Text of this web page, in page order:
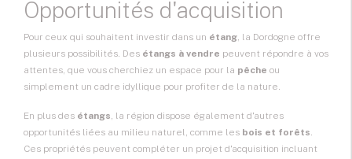
Opportunités d'acquisition
Pour ceux qui souhaitent investir dans un étang, la Dordogne offre
plusieurs possibilités. Des étangs à vendre peuvent répondre à vos
attentes, que vous cherchiez un espace pour la pêche ou
simplement un cadre idyllique pour profiter de la nature.
En plus des étangs, la région dispose également d'autres
opportunités liées au milieu naturel, comme les bois et forêts.
Ces propriétés peuvent compléter un projet d'acquisition incluant